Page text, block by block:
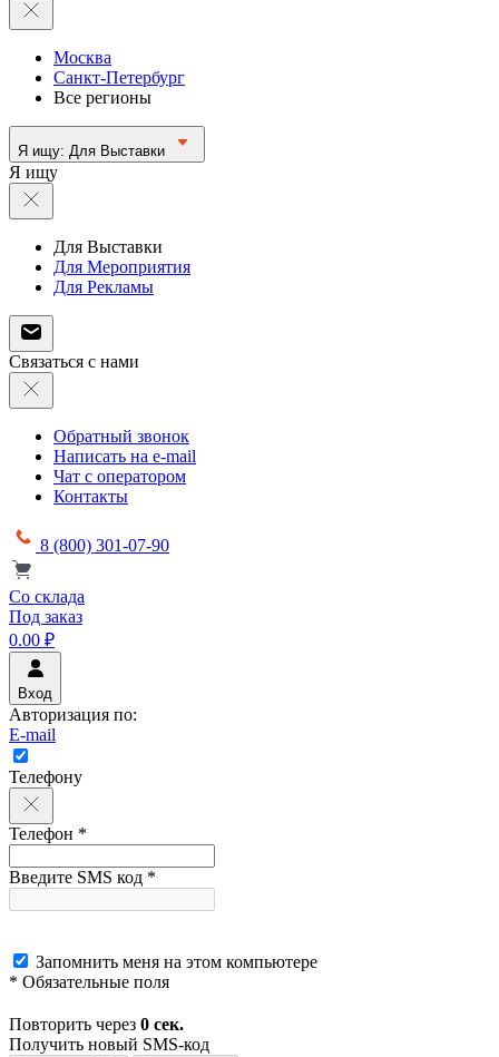
Москва
Санкт-Петербург
Все регионы
Я ищу: Для Выставки
Я ищу
Для Выставки
Для Мероприятия
Для Рекламы
Связаться с нами
Обратный звонок
Написать на e-mail
Чат с оператором
Контакты
8 (800) 301-07-90
Со склада
Под заказ
0.00 ₽
Вход
Авторизация по:
E-mail
Телефону
Телефон *
Введите SMS код *
Запомнить меня на этом компьютере
* Обязательные поля
Повторить через 0 сек.
Получить новый SMS-код